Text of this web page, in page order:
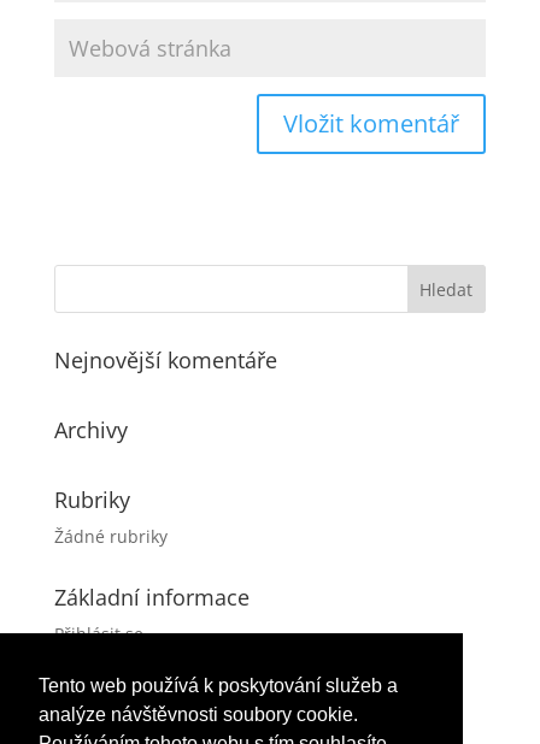
Tento web používá k poskytování služeb a
analýze návštěvnosti soubory cookie.
Nejnovější komentáře
Archivy
Rubriky
Žádné rubriky
Základní informace
Přihlásit se
Kanál komentářů